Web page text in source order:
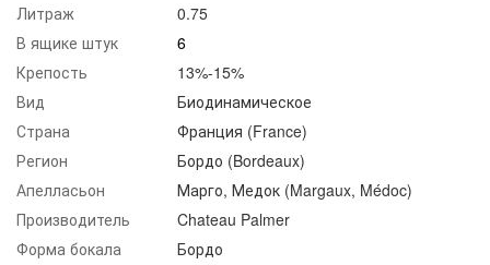
Литраж
0.75
В ящике штук
6
Крепость
13%-15%
Вид
Биодинамическое
Страна
Франция (France)
Регион
Бордо (Bordeaux)
Апелласьон
Марго, Медок (Margaux, Médoc)
Производитель
Chateau Palmer
Форма бокала
Бордо